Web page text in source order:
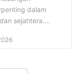
dalam
sejahtera.
pengeluaran,